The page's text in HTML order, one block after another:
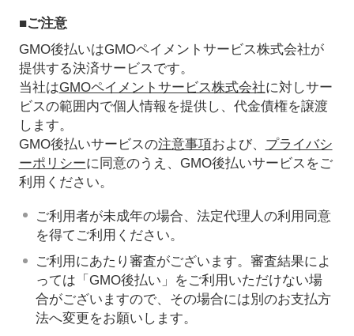
■ご注意
GMO後払いはGMOペイメントサービス株式会社が
提供する決済サービスです。
当社はGMOペイメントサービス株式会社に対しサー
ビスの範囲内で個人情報を提供し、代金債権を譲渡
します。
GMO後払いサービスの注意事項および、 プライバシ
ーポリシーに同意のうえ、GMO後払いサービスをご
利用ください。
ご利用者が未成年の場合、法定代理人の利用同意
を得てご利用ください。
ご利用にあたり審査がございます。審査結果によ
っては「GMO後払い」をご利用いただけない場
合がございますので、その場合には別のお支払方
法へ変更をお願いします。